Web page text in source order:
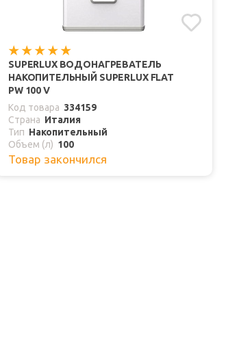
SUPERLUX ВОДОНАГРЕВАТЕЛЬ
НАКОПИТЕЛЬНЫЙ SUPERLUX FLAT
PW 100 V
Код товара 334159
Страна Италия
Тип Накопительный
Объем (л) 100
Товар закончился